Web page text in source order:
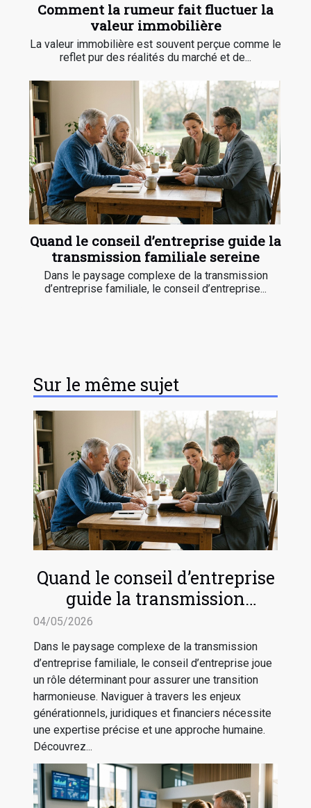
Comment la rumeur fait fluctuer la
valeur immobilière
La valeur immobilière est souvent perçue comme le
reflet pur des réalités du marché et de...
Quand le conseil d’entreprise guide la
transmission familiale sereine
Dans le paysage complexe de la transmission
d’entreprise familiale, le conseil d’entreprise...
Sur le même sujet
Quand le conseil d’entreprise
guide la transmission
familiale sereine
04/05/2026
Dans le paysage complexe de la transmission
d’entreprise familiale, le conseil d’entreprise joue
un rôle déterminant pour assurer une transition
harmonieuse. Naviguer à travers les enjeux
générationnels, juridiques et financiers nécessite
une expertise précise et une approche humaine.
Découvrez...